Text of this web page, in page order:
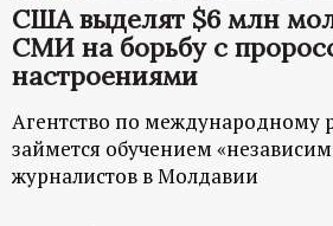
США выделят $6 млн
СМИ на борьбу с
настроениями
Агентство по международному
займется обучением
журналистов в Молдавии